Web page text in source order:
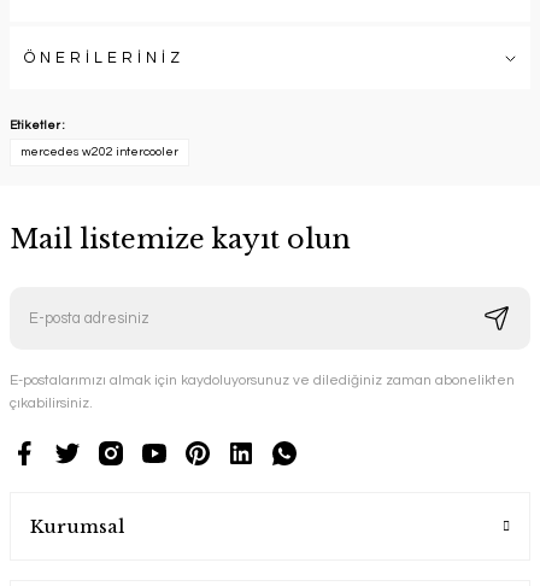
ÖNERİLERİNİZ
Etiketler :
mercedes w202 intercooler
Mail listemize kayıt olun
E-postalarımızı almak için kaydoluyorsunuz ve dilediğiniz zaman abonelikten
çıkabilirsiniz.
Kurumsal